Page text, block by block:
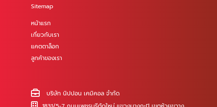
Sitemap
หน้าแรก
เกี่ยวกับเรา
แคตตาล็อก
ลูกค้าของเรา
บริษัท นิปปอน เคมิคอล จำกัด